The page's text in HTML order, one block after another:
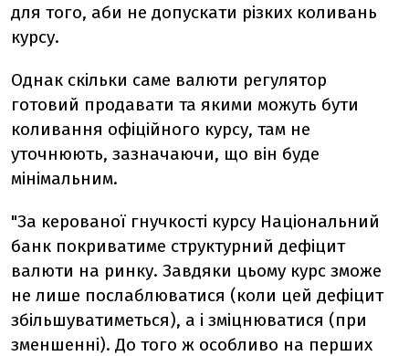
для того, аби не допускати різких коливань
курсу.
Однак скільки саме валюти регулятор
готовий продавати та якими можуть бути
коливання офіційного курсу, там не
уточнюють, зазначаючи, що він буде
мінімальним.
"За керованої гнучкості курсу Національний
банк покриватиме структурний дефіцит
валюти на ринку. Завдяки цьому курс зможе
не лише послаблюватися (коли цей дефіцит
збільшуватиметься), а і зміцнюватися (при
зменшенні). До того ж особливо на перших